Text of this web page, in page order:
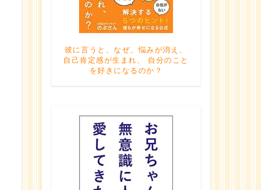
彼に言うと、なぜ、悩みが消え、
自己肯定感が生まれ、 自分のこと
を好きになるのか？